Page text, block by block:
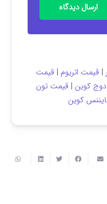
ارسال دیدگاه
| قیمت اتریوم | قیمت
کوین | قیمت تون
کوین